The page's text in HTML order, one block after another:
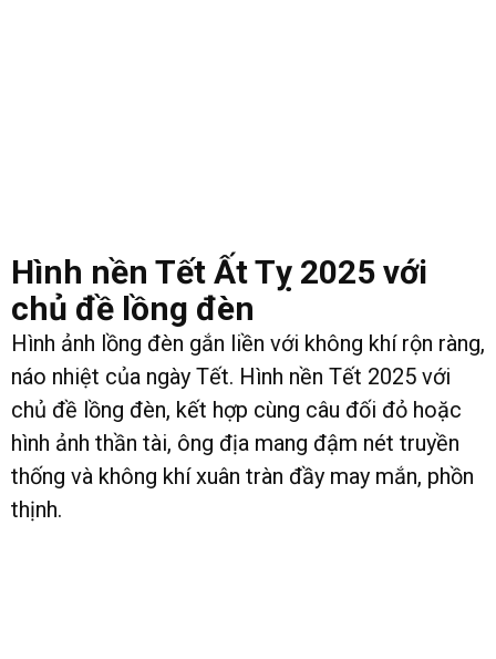
Hình nền Tết Ất Tỵ 2025 với
chủ đề lồng đèn
Hình ảnh lồng đèn gắn liền với không khí rộn ràng,
náo nhiệt của ngày Tết. Hình nền Tết 2025 với
chủ đề lồng đèn, kết hợp cùng câu đối đỏ hoặc
hình ảnh thần tài, ông địa mang đậm nét truyền
thống và không khí xuân tràn đầy may mắn, phồn
thịnh.